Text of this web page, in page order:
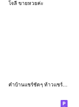
โจลี่ ขายหวยค่ะ